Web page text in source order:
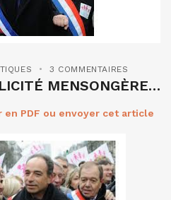
3 COMMENTAIRES
MENSONGÈRE…
PDF ou envoyer cet article